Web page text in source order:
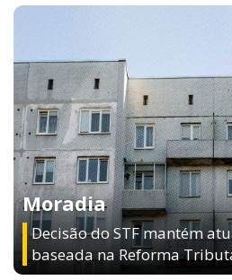
Moradia
Decisão do STF mantém
baseada na Reforma